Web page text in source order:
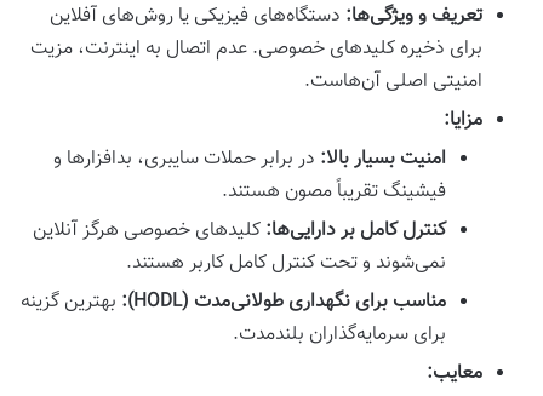
تعریف و ویژگی‌ها: دستگاه‌های فیزیکی یا روش‌های آفلاین
برای ذخیره کلیدهای خصوصی. عدم اتصال به اینترنت، مزیت
امنیتی اصلی آن‌هاست.
مزایا:
امنیت بسیار بالا: در برابر حملات سایبری، بدافزارها و
فیشینگ تقریباً مصون هستند.
کنترل کامل بر دارایی‌ها: کلیدهای خصوصی هرگز آنلاین
نمی‌شوند و تحت کنترل کامل کاربر هستند.
مناسب برای نگهداری طولانی‌مدت (HODL):
بهترین گزینه
برای سرمایه‌گذاران بلندمدت.
معایب: